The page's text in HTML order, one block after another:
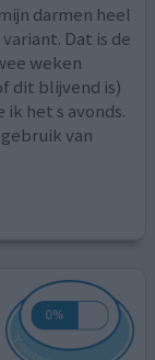
darmen heel
Dat is de
weken
dit blijvend is)
het s avonds.
van